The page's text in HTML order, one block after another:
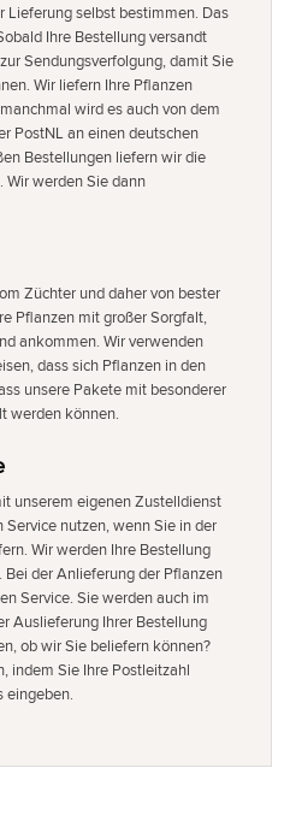
Lieferung selbst bestimmen. Das
Ihre Bestellung versandt
Sendungsverfolgung, damit Sie
Wir liefern Ihre Pflanzen
wird es auch von dem
PostNL an einen deutschen
Bestellungen liefern wir die
Wir werden Sie dann
Züchter und daher von bester
Pflanzen mit großer Sorgfalt,
ankommen. Wir verwenden
dass sich Pflanzen in den
unsere Pakete mit besonderer
werden können.
unserem eigenen Zustelldienst
nutzen, wenn Sie in der
Wir werden Ihre Bestellung
der Anlieferung der Pflanzen
Service. Sie werden auch im
Auslieferung Ihrer Bestellung
ob wir Sie beliefern können?
indem Sie Ihre Postleitzahl
eingeben.